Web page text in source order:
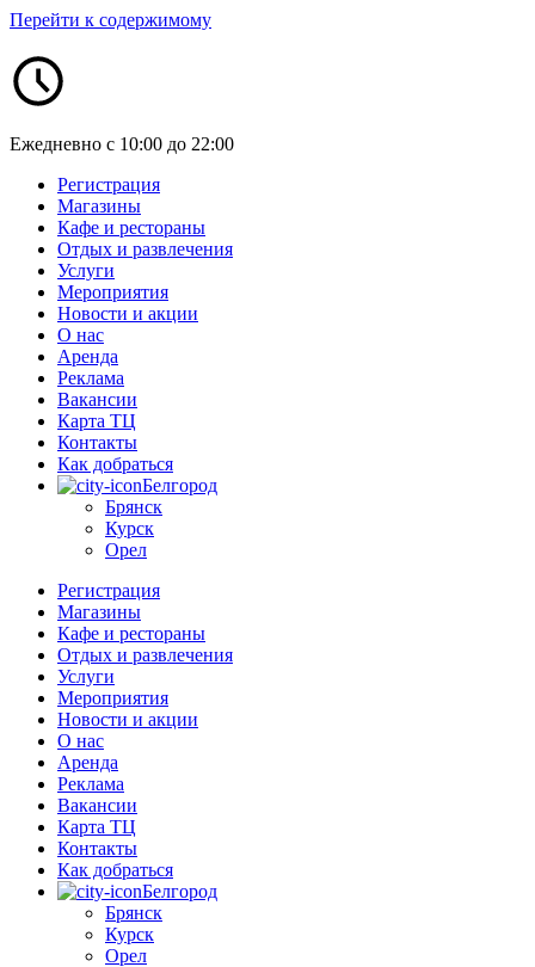
Перейти к содержимому
Ежедневно с 10:00 до 22:00
Регистрация
Магазины
Кафе и рестораны
Отдых и развлечения
Услуги
Мероприятия
Новости и акции
О нас
Аренда
Реклама
Вакансии
Карта ТЦ
Контакты
Как добраться
Белгород
Брянск
Курск
Орел
Регистрация
Магазины
Кафе и рестораны
Отдых и развлечения
Услуги
Мероприятия
Новости и акции
О нас
Аренда
Реклама
Вакансии
Карта ТЦ
Контакты
Как добраться
Белгород
Брянск
Курск
Орел